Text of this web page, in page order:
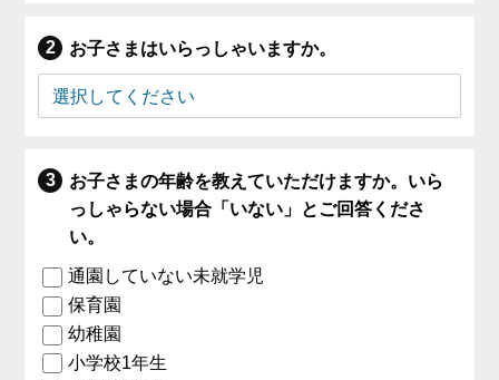
お子さまはいらっしゃいますか。
お子さまの年齢を教えていただけますか。いら
っしゃらない場合「いない」とご回答くださ
い。
通園していない未就学児
保育園
幼稚園
小学校1年生